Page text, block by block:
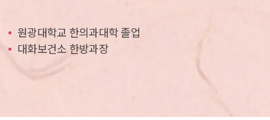
원광대학교 한의과대학 졸업
대화보건소 한방과장